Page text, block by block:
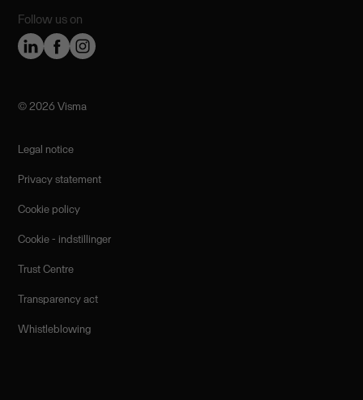
Follow us on
©️ 2026 Visma
Legal notice
Privacy statement
Cookie policy
Cookie - indstillinger
Trust Centre
Transparency act
Whistleblowing